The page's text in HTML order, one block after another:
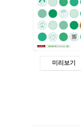
미리보기